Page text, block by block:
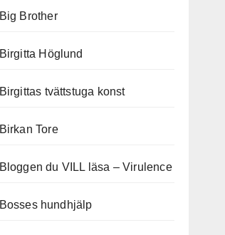
Big Brother
Birgitta Höglund
Birgittas tvättstuga konst
Birkan Tore
Bloggen du VILL läsa – Virulence
Bosses hundhjälp